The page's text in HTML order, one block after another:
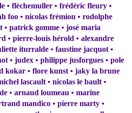
• flèchemuller • frédéric fleury •
foo • nicolas frémion • rodolphe
• patrick gomme • josé maria
• pierre-louis hérold • alexandre
iturralde • faustine jacquot •
• judex • philippe jusforgues • pole
kokar • flore kunst • jaky la brune
lascault • nicolas le bault •
• arnaud loumeau • marine
mandico • pierre marty •